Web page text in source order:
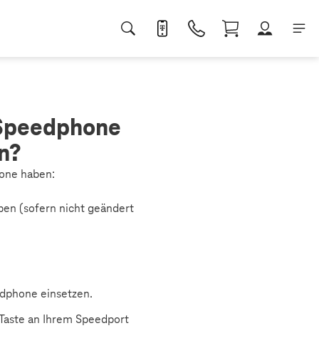
haben:
(sofern nicht geändert
einsetzen.
an Ihrem Speedport